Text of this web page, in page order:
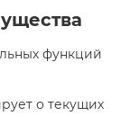
функций
о текущих